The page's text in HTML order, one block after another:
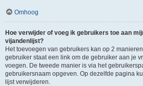
Omhoog
Hoe verwijder of voeg ik gebruikers toe aan
vijandenlijst?
Het toevoegen van gebruikers kan op 2
gebruiker staat een link om de gebruiker aan je
voegen. De tweede manier is via het
gebruikersnaam opgeven. Op dezelfde pagina
lijst verwijderen.